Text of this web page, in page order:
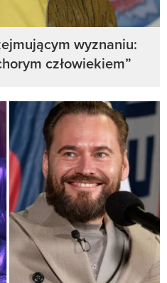
wyznaniu:
człowiekiem”